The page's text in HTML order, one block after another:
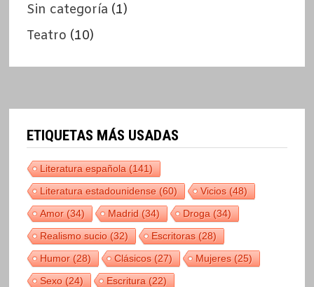
Sin categoría (1)
Teatro (10)
ETIQUETAS MÁS USADAS
Literatura española(141)
Literatura estadounidense(60) Vicios(48)
Amor(34) Madrid(34) Droga(34)
Realismo sucio(32) Escritoras(28)
Humor(28) Clásicos(27) Mujeres(25)
Sexo(24) Escritura(22)